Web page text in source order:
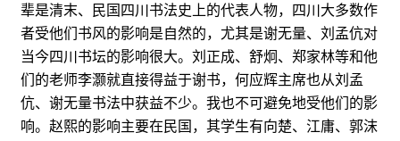
辈是清末、民国四川书法史上的代表人物，四川大多数作
者受他们书风的影响是自然的，尤其是谢无量、刘孟伉对
当今四川书坛的影响很大。刘正成、舒炯、郑家林等和他
们的老师李灏就直接得益于谢书，何应辉主席也从刘孟
伉、谢无量书法中获益不少。我也不可避免地受他们的影
响。赵熙的影响主要在民国，其学生有向楚、江庸、郭沫